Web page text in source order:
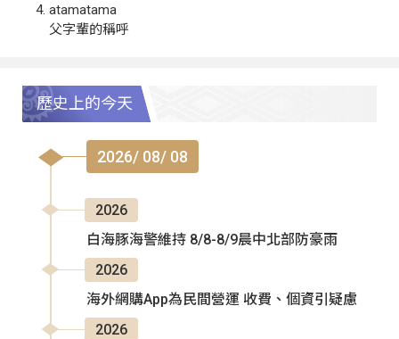
atamatama
父字輩的稱呼
歷史上的今天
2026/ 08/ 08
2026
白海豚海警維持 8/8-8/9晨中北部防豪雨
2026
海外網購App為民間營運 收費、個資引疑慮
2026